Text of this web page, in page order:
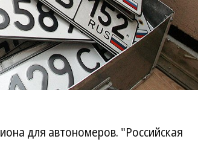
для автономеров. "Российская